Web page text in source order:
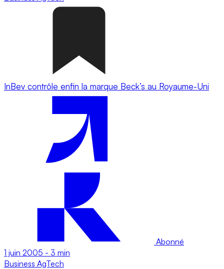
InBev contrôle enfin la marque Beck’s au Royaume-Uni
Abonné
1 juin 2005 - 3 min
Business AgTech